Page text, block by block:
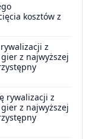
kosztów z
z
z najwyższej
rywalizacji z
z najwyższej